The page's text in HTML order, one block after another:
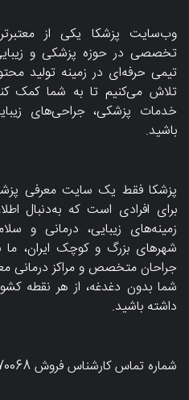
وب‌سایت پزشکا یکی از
تخصصی در حوزه پزشکی و
تیمی حرفه‌ای در زمینه تولید
تلاش می‌کنیم تا به شما کمک
خدمات پزشکی، جراحی‌های
باشید.
پزشکا فقط یک سایت معرفی
برای افرادی است که به‌دنبال
زمینه‌های زیبایی، درمانی و
شهرهای بزرگ و کوچک ایران،
جراحان متخصص و مراکز درمانی
شما بدون دغدغه، از هر نقطه
داشته باشید.
شماره تماس کارشناس فروش